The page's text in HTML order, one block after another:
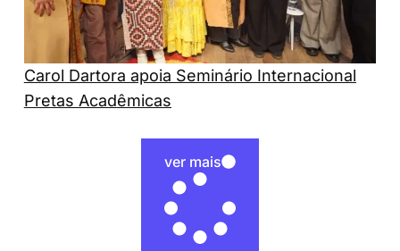
Carol Dartora apoia Seminário Internacional
Pretas Acadêmicas
ver mais